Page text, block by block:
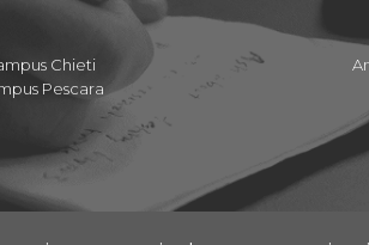
Chieti
Pescara